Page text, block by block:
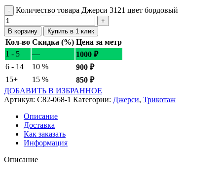
Количество товара Джерси 3121 цвет бордовый
В корзину Купить в 1 клик
Кол-во Скидка (%) Цена за метр
1 - 5
— 1000 ₽
6 - 14
10 % 900 ₽
15+
15 % 850 ₽
ДОБАВИТЬ В ИЗБРАННОЕ
Артикул: C82-068-1 Категории: Джерси, Трикотаж
Описание
Доставка
Как заказать
Информация
Описание